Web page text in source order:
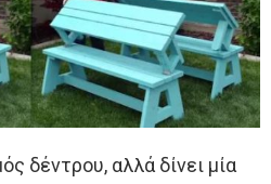
δέντρου, αλλά δίνει μία